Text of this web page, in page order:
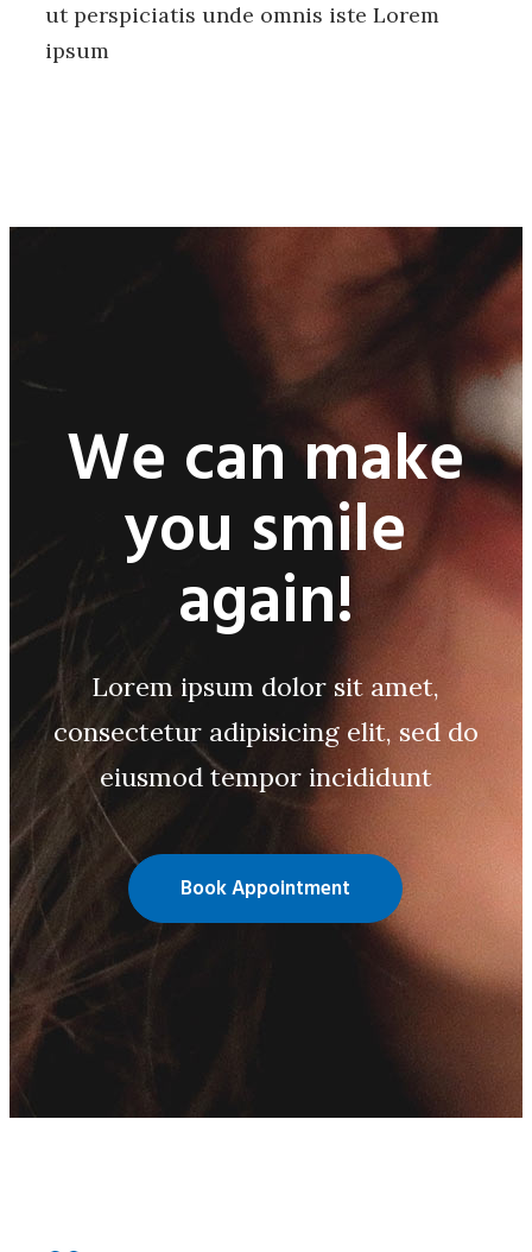
ut perspiciatis unde omnis iste Lorem
ipsum
We can make
you smile
again!
Lorem ipsum dolor sit amet,
consectetur adipisicing elit, sed do
eiusmod tempor incididunt
Book Appointment